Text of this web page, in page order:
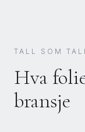
TALL SOM
Hva
bransje